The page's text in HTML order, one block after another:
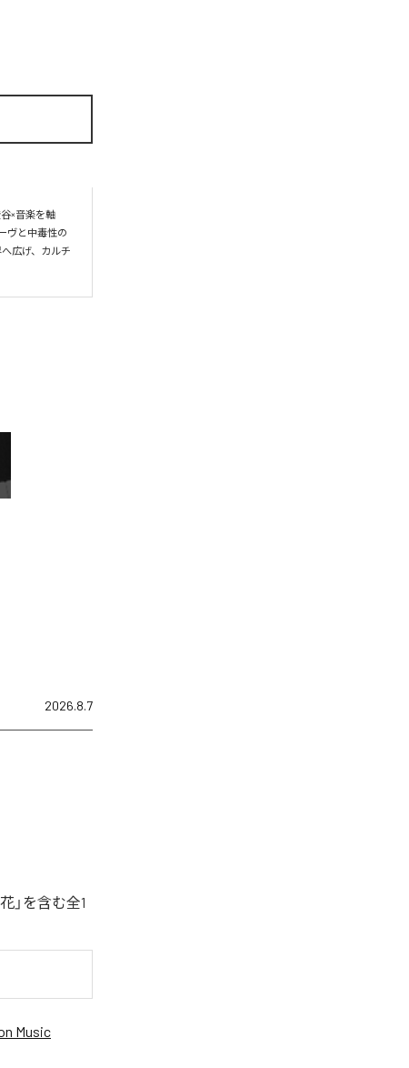
×音楽を軸
ヴと中毒性の
広げ、カルチ
2026.8.7
」を含む全1
Music